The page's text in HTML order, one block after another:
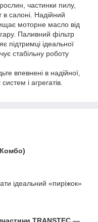
частинки пилу,
в салоні. Надійний
моторне масло від
Паливний фільтр
підтримці ідеальної
стабільну роботу
впевнені в надійної,
і агрегатів.
ідеальний «пиріжок»